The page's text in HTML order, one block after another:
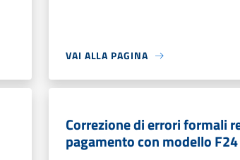
VAI ALLA PAGINA
Correzione di errori formali
pagamento con modello F24